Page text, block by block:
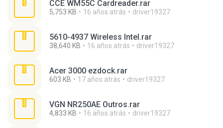
CCE WM55C Cardreader.rar
5,753 KB 16 años atrás driver19327
5610-4937 Wireless Intel.rar
38,640 KB 16 años atrás driver19327
Acer 3000 ezdock.rar
603 KB 17 años atrás driver19327
VGN NR250AE Outros.rar
4,833 KB 16 años atrás driver19327